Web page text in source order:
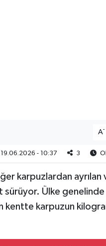
A-
19.06.2026 - 10:37 3
karpuzlardan ayrılan
sürüyor. Ülke
kentte karpuzun